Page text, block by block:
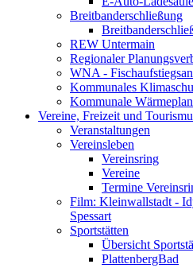
Breitbanderschließung
REW Untermain
Regionaler
WNA -
Kommunales
Kommunale
Vereine, Freizeit und
Veranstaltungen
Vereinsleben
Vereinsring
Vereine
Termine
Film: Kleinwallstadt -
Spessart
Sportstätten
Übersicht
PlattenbergBad